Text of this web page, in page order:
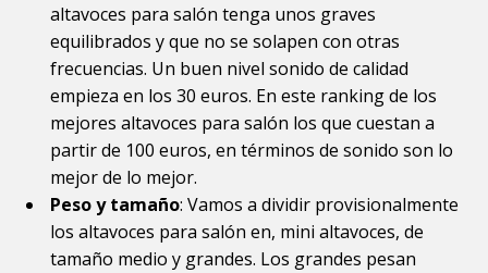
altavoces para salón tenga unos graves
equilibrados y que no se solapen con otras
frecuencias. Un buen nivel sonido de calidad
empieza en los 30 euros. En este ranking de los
mejores altavoces para salón los que cuestan a
partir de 100 euros, en términos de sonido son lo
mejor de lo mejor.
Peso y tamaño: Vamos a dividir provisionalmente
los altavoces para salón en, mini altavoces, de
tamaño medio y grandes. Los grandes pesan